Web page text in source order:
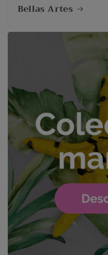
Bellas Artes